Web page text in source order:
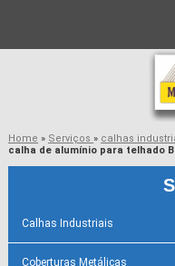
Home » Serviços» calhas
calha de alumínio para telhado
Calhas Industriais
Coberturas Metálicas